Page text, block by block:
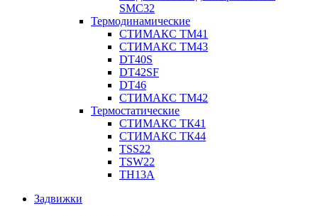
SMC32
Термодинамические
СТИМАКС ТМ41
СТИМАКС ТМ43
DT40S
DT42SF
DT46
СТИМАКС ТМ42
Термостатические
СТИМАКС ТК41
СТИМАКС ТК44
TSS22
TSW22
TH13A
Задвижки